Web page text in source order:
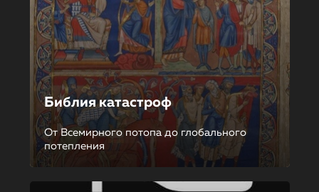
Библия катастроф
От Всемирного потопа до глобального
потепления